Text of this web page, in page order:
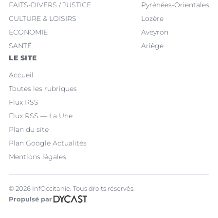
FAITS-DIVERS / JUSTICE
CULTURE & LOISIRS
ECONOMIE
SANTÉ
Pyrénées-Orientales
Lozère
Aveyron
Ariège
LE SITE
Accueil
Toutes les rubriques
Flux RSS
Flux RSS — La Une
Plan du site
Plan Google Actualités
Mentions légales
© 2026 InfOccitanie. Tous droits réservés.
Propulsé par